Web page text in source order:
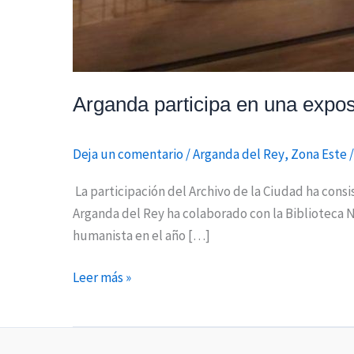
Arganda participa en una
Deja un comentario/Arganda del Rey, Zona Este/
La participación del Archivo de la Ciudad ha
Arganda del Rey ha colaborado con la Biblioteca
humanista en el año […]
Leer más »